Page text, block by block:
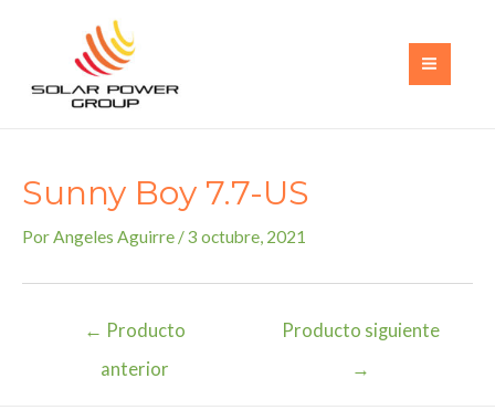
Sunny Boy 7.7-US
PorAngeles Aguirre /3 octubre, 2021
Navegación
← Producto
anterior
Producto siguiente
→